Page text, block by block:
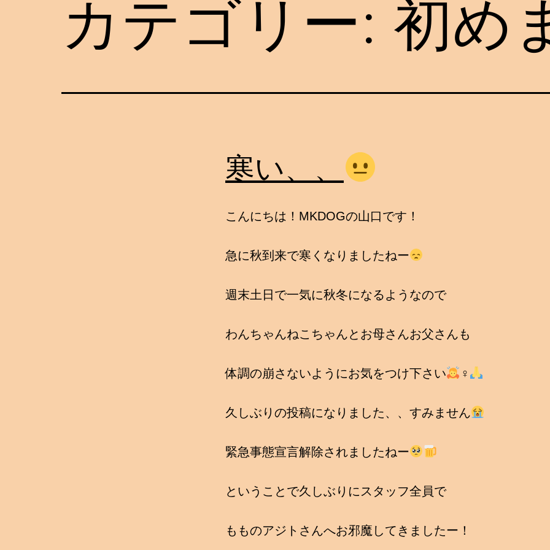
カテゴリー: 初め
寒い、、
こんにちは！MKDOGの山口です！
急に秋到来で寒くなりましたねー
週末土日で一気に秋冬になるようなので
わんちゃんねこちゃんとお母さんお父さんも
体調の崩さないようにお気をつけ下さい ‍♀
久しぶりの投稿になりました、、すみません
緊急事態宣言解除されましたねー
ということで久しぶりにスタッフ全員で
もものアジトさんへお邪魔してきましたー！